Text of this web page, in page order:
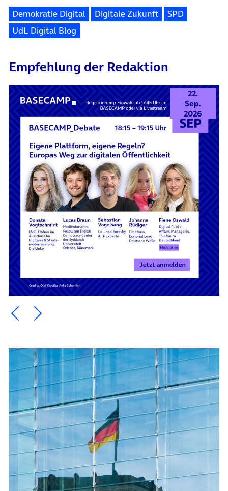
Demokratie Digital Digitale Zukunft
SPD
UdL Digital Blog
Empfehlung der Redaktion
22.
Sep.
2026
Ein Element zurück blättern
Ein Element weiter blättern